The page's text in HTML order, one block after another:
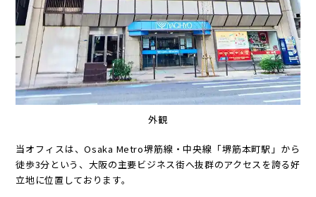
外観
当オフィスは、Osaka Metro堺筋線・中央線「堺筋本町駅」から
徒歩3分という、大阪の主要ビジネス街へ抜群のアクセスを誇る好
立地に位置しております。